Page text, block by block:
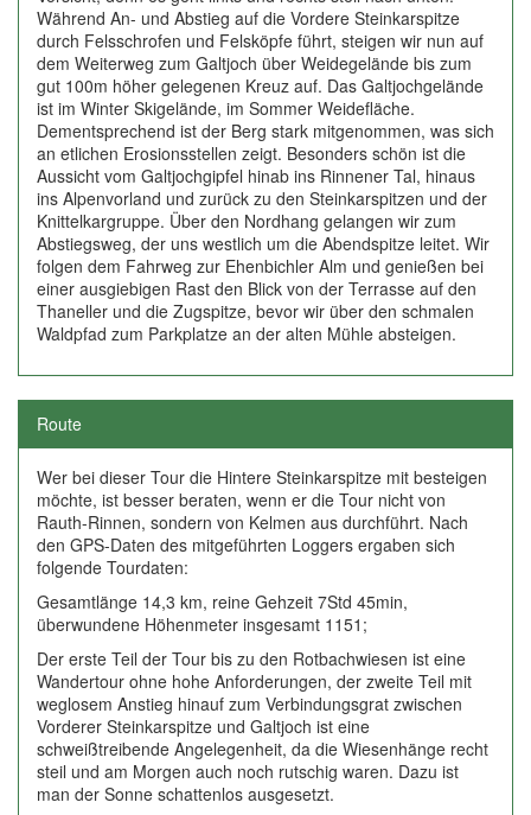
Während An- und Abstieg auf die Vordere Steinkarspitze
durch Felsschrofen und Felsköpfe führt, steigen wir nun auf
dem Weiterweg zum Galtjoch über Weidegelände bis zum
gut 100m höher gelegenen Kreuz auf. Das Galtjochgelände
ist im Winter Skigelände, im Sommer Weidefläche.
Dementsprechend ist der Berg stark mitgenommen, was sich
an etlichen Erosionsstellen zeigt. Besonders schön ist die
Aussicht vom Galtjochgipfel hinab ins Rinnener Tal, hinaus
ins Alpenvorland und zurück zu den Steinkarspitzen und der
Knittelkargruppe. Über den Nordhang gelangen wir zum
Abstiegsweg, der uns westlich um die Abendspitze leitet. Wir
folgen dem Fahrweg zur Ehenbichler Alm und genießen bei
einer ausgiebigen Rast den Blick von der Terrasse auf den
Thaneller und die Zugspitze, bevor wir über den schmalen
Waldpfad zum Parkplatze an der alten Mühle absteigen.
Route
Wer bei dieser Tour die Hintere Steinkarspitze mit besteigen
möchte, ist besser beraten, wenn er die Tour nicht von
Rauth-Rinnen, sondern von Kelmen aus durchführt. Nach
den GPS-Daten des mitgeführten Loggers ergaben sich
folgende Tourdaten:
Gesamtlänge 14,3 km, reine Gehzeit 7Std 45min,
überwundene Höhenmeter insgesamt 1151;
Der erste Teil der Tour bis zu den Rotbachwiesen ist eine
Wandertour ohne hohe Anforderungen, der zweite Teil mit
weglosem Anstieg hinauf zum Verbindungsgrat zwischen
Vorderer Steinkarspitze und Galtjoch ist eine
schweißtreibende Angelegenheit, da die Wiesenhänge recht
steil und am Morgen auch noch rutschig waren. Dazu ist
man der Sonne schattenlos ausgesetzt.